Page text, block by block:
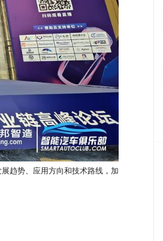
趋势、应用方向和技术路线，加